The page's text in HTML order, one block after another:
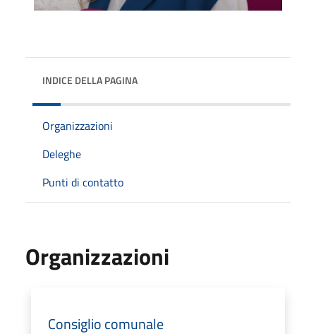
INDICE DELLA PAGINA
Organizzazioni
Deleghe
Punti di contatto
Organizzazioni
Consiglio comunale